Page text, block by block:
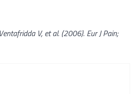
V, et al. (2006). Eur J Pain;